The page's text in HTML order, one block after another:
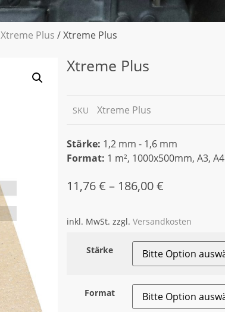
Xtreme Plus / Xtreme Plus
Xtreme Plus
SKU Xtreme Plus
Stärke: 1,2 mm - 1,6 mm
Format: 1 m², 1000x500mm, A3, A4
11,76€ – 186,00€
inkl. MwSt. zzgl. Versandkosten
Stärke
Format